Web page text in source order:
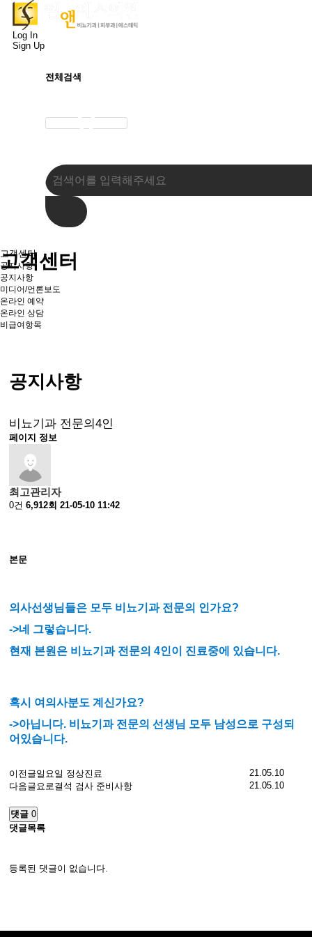
Log In
Sign Up
전체검색
고객센터
고객센터
공지사항
공지사항
미디어/언론보도
온라인 예약
온라인 상담
비급여항목
공지사항
비뇨기과 전문의4인
페이지 정보
최고관리자
0건 6,912회 21-05-10 11:42
본문
의사선생님들은 모두 비뇨기과 전문의 인가요?
->네 그렇습니다.
현재 본원은 비뇨기과 전문의 4인이 진료중에 있습니다.
혹시 여의사분도 계신가요?
->아닙니다. 비뇨기과 전문의 선생님 모두 남성으로 구성되
어있습니다.
이전글일요일 정상진료
21.05.10
다음글요로결석 검사 준비사항 21.05.10
댓글 0
댓글목록
등록된 댓글이 없습니다.